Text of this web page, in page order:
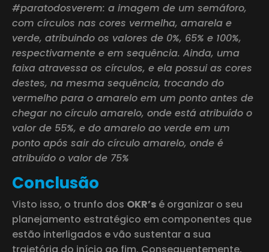
#paratodosverem: a imagem de um semáforo,
com círculos nas cores vermelha, amarela e
verde, atribuindo os valores de 0%, 65% e 100%,
respectivamente e em sequência. Ainda, uma
faixa atravessa os círculos, e ela possui as cores
destes, na mesma sequência, trocando do
vermelho para o amarelo em um ponto antes de
chegar no círculo amarelo, onde está atribuído o
valor de 55%, e do amarelo ao verde em um
ponto após sair do círculo amarelo, onde é
atribuído o valor de 75%
Conclusão
Visto isso, o trunfo dos OKR’s é organizar o seu
planejamento estratégico em componentes que
estão interligados e vão sustentar a sua
trajetória do início ao fim. Consequentemente,